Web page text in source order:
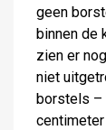
geen
binnen de
zien er
niet
borstels –